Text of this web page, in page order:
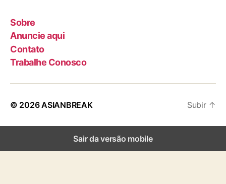
Sobre
Anuncie aqui
Contato
Trabalhe Conosco
© 2026ASIANBREAK Subir ↑
Sair da versão mobile